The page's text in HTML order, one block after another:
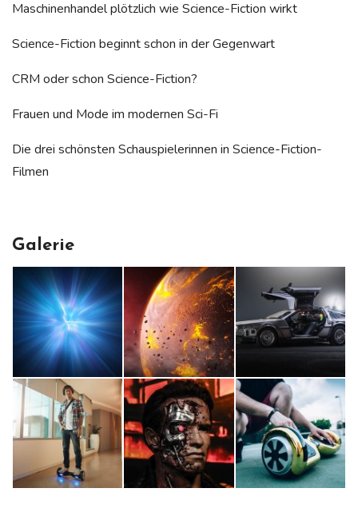
Maschinenhandel plötzlich wie Science-Fiction wirkt
Science-Fiction beginnt schon in der Gegenwart
CRM oder schon Science-Fiction?
Frauen und Mode im modernen Sci-Fi
Die drei schönsten Schauspielerinnen in Science-Fiction-
Filmen
Galerie